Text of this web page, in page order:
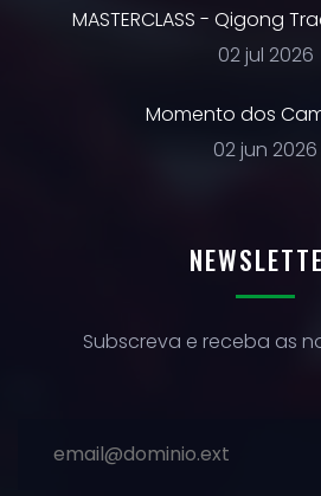
MASTERCLASS - Qigong
02 jul 2026
Momento dos
02 jun 2026
Subscreva e receba as